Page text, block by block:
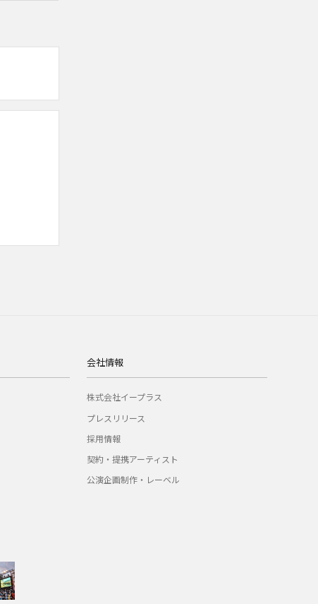
会社情報
株式会社イープラス
プレスリリース
採用情報
契約・提携アーティスト
公演企画制作・レーベル